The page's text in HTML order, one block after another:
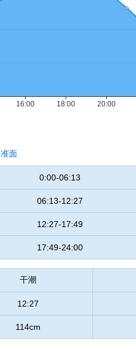
面
0:00-06:13
06:13-12:27
12:27-17:49
17:49-24:00
干潮
12:27
114cm